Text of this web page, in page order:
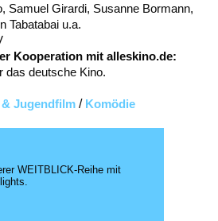
Samuel Girardi, Susanne Bormann,
Tabatabai u.a.
Kooperation mit alleskino.de:
das deutsche Kino.
Jugendfilm / Komödie
WEITBLICK-Reihe mit